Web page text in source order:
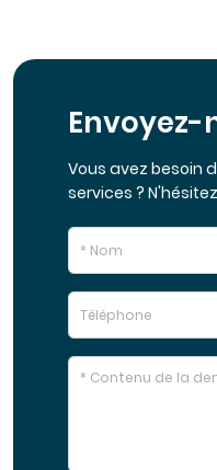
Envoyez-
Vous avez besoin
services ?